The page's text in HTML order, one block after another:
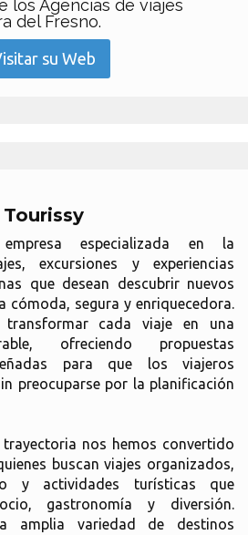
los Agencias de viajes
del Fresno.
su Web
Tourissy
especializada en la
excursiones y experiencias
que desean descubrir nuevos
cómoda, segura y enriquecedora.
cada viaje en una
ofreciendo propuestas
para que los viajeros
preocuparse por la planificación
nos hemos convertido
buscan viajes organizados,
y actividades turísticas que
gastronomía y diversión.
amplia variedad de destinos